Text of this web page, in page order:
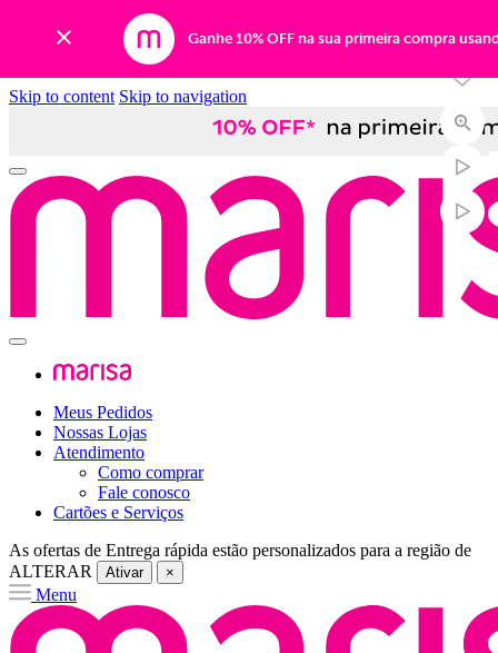
Ganhe 10% OFF na sua primeira compra
Skip to content Skip to navigation
Meus Pedidos
Nossas Lojas
Atendimento
Como comprar
Fale conosco
Cartões e Serviços
As ofertas de Entrega rápida estão personalizados para a região de
ALTERAR
Ativar ×
Menu